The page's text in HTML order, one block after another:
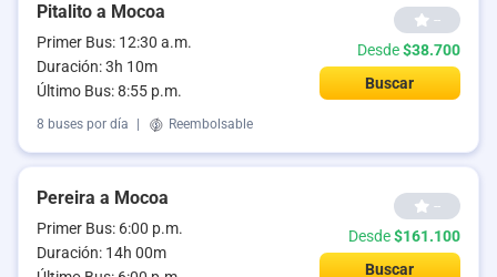
Pitalito a Mocoa
Primer Bus: 12:30 a.m.
Duración: 3h 10m
Último Bus: 8:55 p.m.
--
Desde$38.700
Buscar
8 buses por día Reembolsable
Pereira a Mocoa
Primer Bus: 6:00 p.m.
Duración: 14h 00m
--
Desde$161.100
Buscar